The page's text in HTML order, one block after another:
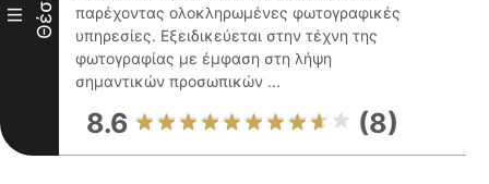
III Θέση
παρέχοντας ολοκληρωμένες φωτογραφικές
υπηρεσίες. Εξειδικεύεται στην τέχνη της
φωτογραφίας με έμφαση στη λήψη
σημαντικών προσωπικών ...
8.6 (8)